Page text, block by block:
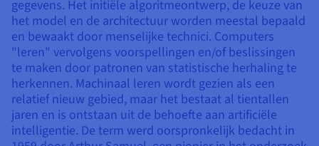
Tarieven
Regio's
Documentatie
Roadmap & Changelog
Nvidia H100
Nvidia L40S
Nvidia L4
Alle GPU's →
Documentatie
Roadmap & Changelog
Documentatie
Roadmap & Changelog
Logs & Statistieken
Roadmap & Changelog
CLOUD READY
Cloud ready
Self-Service Portal, API & IaC
IAM & Tenant Management
Governance & Quotas
DDoS-bescherming Game
DNSSEC
SSL Gateway
Website en zakelijke applicatie
Alle toepassingen
Tarieven
OS'en & licenties
DNSSEC
SSL Gateway
Documentatie
Roadmap & Changelog
Host uw WordPress-website
Maak mijn site in 1 klik
Mijn online winkel maken
gegevens. Het initiële algoritmeontwerp, de keuze van
het model en de architectuur worden meestal bepaald
en bewaakt door menselijke technici. Computers
"leren" vervolgens voorspellingen en/of beslissingen
te maken door patronen van statistische herhaling te
herkennen. Machinaal leren wordt gezien als een
relatief nieuw gebied, maar het bestaat al tientallen
jaren en is ontstaan uit de behoefte aan artificiële
intelligentie. De term werd oorspronkelijk bedacht in